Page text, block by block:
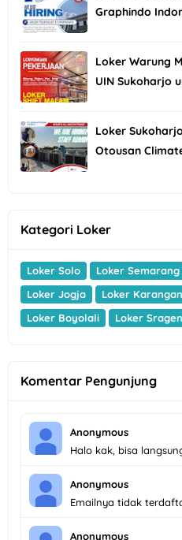
Graphindo
Loker Warung
UIN Sukoharjo
Loker
Otousan
Kategori Loker
Loker Solo Loker Semarang
Loker Jogja
Loker
Loker Boyolali
Loker Sragen
Komentar Pengunjung
Anonymous
Halo kak, bisa
Anonymous
Emailnya tidak
Anonymous